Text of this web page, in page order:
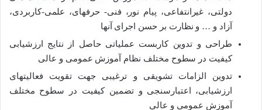
دولتی، غیرانتفاعی، پیام­ نور، فنی­- حرفه­ای، علمی-­کاربردی،
آزاد و … و نظارت بر حسن اجرای آنها
طراحی و تدوین کاربست عملیاتی حاصل از نتایج ارزشیابی
کیفیت در سطوح مختلف نظام آموزش عمومی و عالی
تدوین الزامات تشویقی و ترغیبی جهت تقویت فعالیت­های
ارزشیابی، اعتبارسنجی و تضمین­ کیفیت در سطوح مختلف
آموزش عمومی و عالی